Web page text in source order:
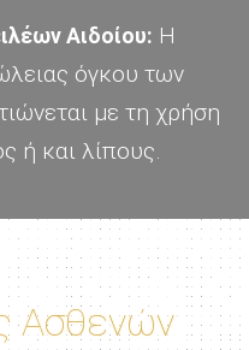
Αιδοίου: Η
όγκου των
με τη χρήση
ή και λίπους.
Ασθενών